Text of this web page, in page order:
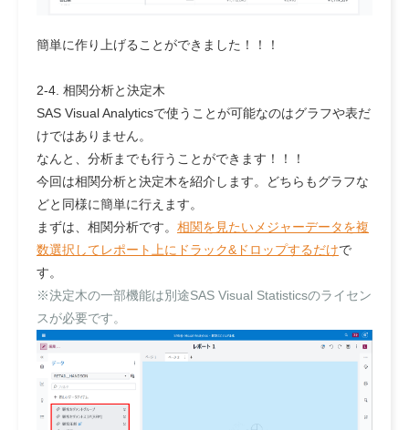
簡単に作り上げることができました！！！
2-4. 相関分析と決定木
SAS Visual Analyticsで使うことが可能なのはグラフや表だ
けではありません。
なんと、分析までも行うことができます！！！
今回は相関分析と決定木を紹介します。どちらもグラフな
どと同様に簡単に行えます。
まずは、相関分析です。 相関を見たいメジャーデータを複
数選択してレポート上にドラック&ドロップするだけで
す。
※決定木の一部機能は別途SAS Visual Statisticsのライセン
スが必要です。